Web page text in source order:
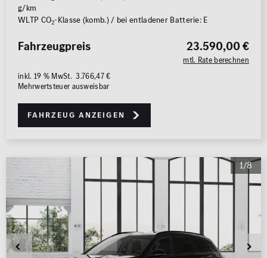
g/km
WLTP CO2-Klasse (komb.) / bei entladener Batterie: E
23.590,00 €
mtl. Rate berechnen
Fahrzeugpreis
inkl. 19 % MwSt. 3.766,47 €
Mehrwertsteuer ausweisbar
Fahrzeug anzeigen
1/8